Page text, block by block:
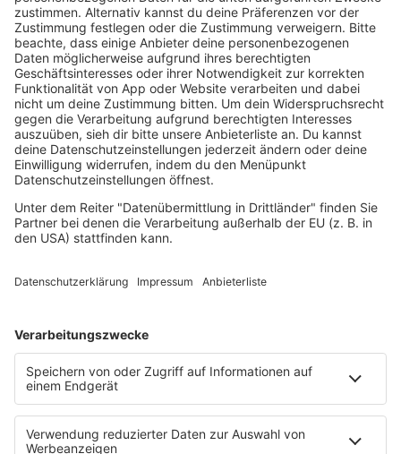
House
Ibiza
Loveparade
Lovesongs
Mayday
Rave
Reggae
RnB Ballads
Rock
Soul & RnB
Techno
Trance
Podcast
Pop Crimes
The Story / Loveparade
90er Kids mit Oli.P